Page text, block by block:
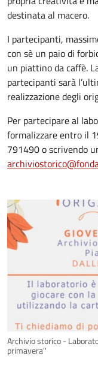
destinata al macero.
I partecipanti,
con sè un paio di
un piattino da caffè.
partecipanti sarà
realizzazione degli
Per partecipare al
formalizzare entro il
791490 o scrivendo
Archivio storico -
primavera''